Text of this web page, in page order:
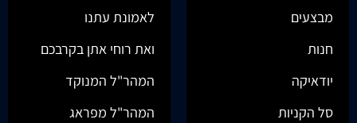
מבצעים
חנות
יודאיקה
סל הקניות
לאמונת עתנו
ואת רוחי אתן בקרבכם
המהר"ל המנוקד
המהר"ל מפראג